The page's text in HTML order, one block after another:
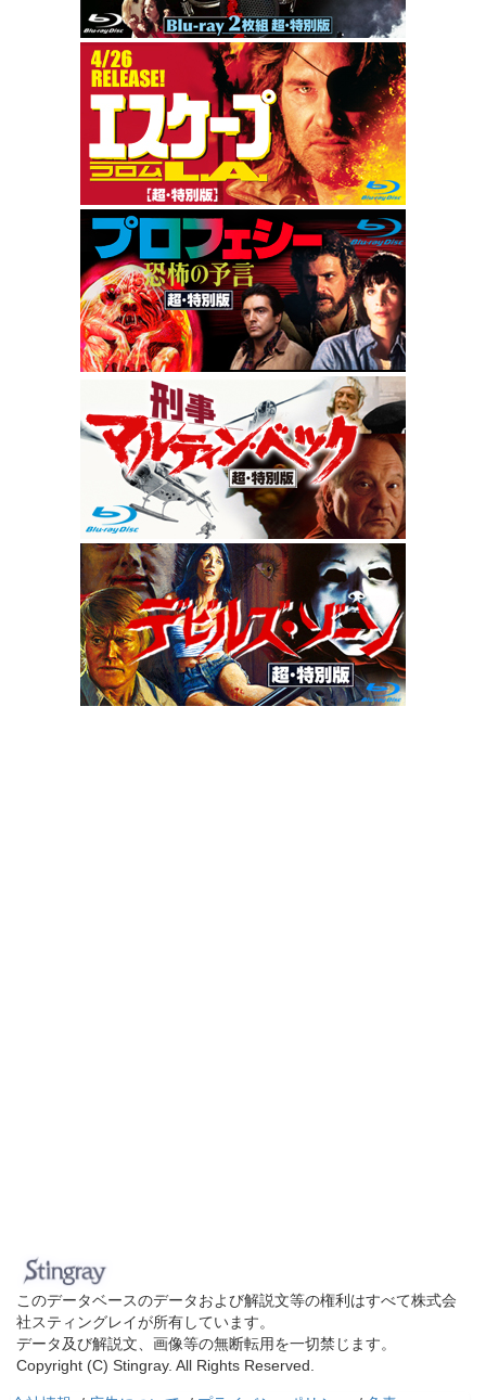
このデータベースのデータおよび解説文等の権利はすべて株式会
社スティングレイが所有しています。
データ及び解説文、画像等の無断転用を一切禁じます。
Copyright (C) Stingray. All Rights Reserved.